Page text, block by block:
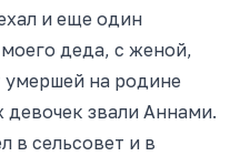
и еще один
деда, с женой,
умершей на родине
звали Аннами.
в сельсовет и в